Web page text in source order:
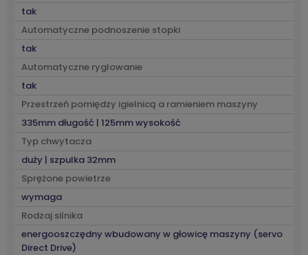
tak
Automatyczne podnoszenie stopki
tak
Automatyczne ryglowanie
tak
Przestrzeń pomiędzy igielnicą a ramieniem maszyny
335mm długość | 125mm wysokość
Typ chwytacza
duży | szpulka 32mm
Sprężone powietrze
wymaga
Rodzaj silnika
energooszczędny wbudowany w głowicę maszyny (servo
Direct Drive)